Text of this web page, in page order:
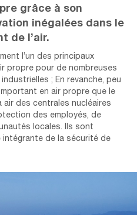
grâce à son
inégalées dans le
de l’air.
l’un des principaux
propre pour de nombreuses
; En revanche, peu
en air propre que le
air des centrales nucléaires
des employés, de
locales. Ils sont
de la sécurité de